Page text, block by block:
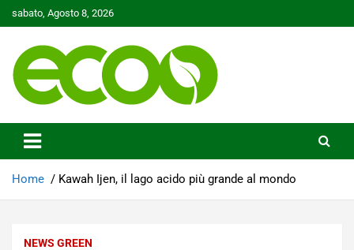
to
sabato, Agosto 8, 2026
Ecoo.it
Home Kawah Ijen, il lago acido più grande al mondo
NEWS GREEN